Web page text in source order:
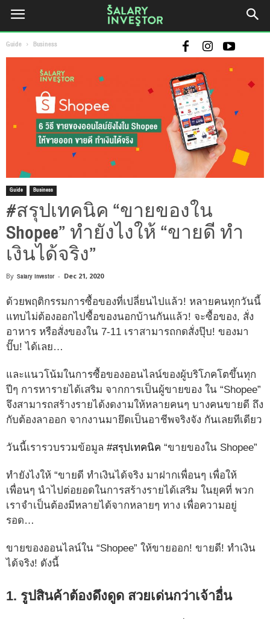
Guide Business
Guide Business
#สรุปเทคนิค “ขายของใน
Shopee” ทำยังไงให้ “ขายดี ทำ
เงินได้จริง”
By Salary Investor - Dec 21, 2020
ด้วยพฤติกรรมการซื้อของที่เปลี่ยนไปแล้ว! หลายคนทุกวันนี้
แทบไม่ต้องออกไปซื้อของนอกบ้านกันแล้ว! จะซื้อของ, สั่ง
อาหาร หรือสั่งของใน 7-11 เราสามารถกดสั่งปุ๊บ! ของมา
ปั๊บ! ได้เลย…
และแนวโน้มในการซื้อของออนไลน์ของผู้บริโภคโตขึ้นทุก
ปีๆ การหารายได้เสริม จากการเป็นผู้ขายของ ใน “Shopee”
จึงสามารถสร้างรายได้งดงามให้หลายคนๆ บางคนขายดี ถึง
กับต้องลาออก จากงานมายึดเป็นอาชีพจริงจัง กันเลยทีเดียว
วันนี้เรารวบรวมข้อมูล #สรุปเทคนิค “ขายของใน Shopee”
ทำยังไงให้ “ขายดี ทำเงินได้จริง มาฝากเพื่อนๆ เพื่อให้
เพื่อนๆ นำไปต่อยอดในการสร้างรายได้เสริม ในยุคที่ พวก
เราจำเป็นต้องมีหลายได้จากหลายๆ ทาง เพื่อความอยู่
รอด…
ขายของออนไลน์ใน “Shopee” ให้ขายออก! ขายดี! ทำเงิน
ได้จริง! ดังนี้
1. รูปสินค้าต้องดึงดูด สวยเด่นกว่าเจ้าอื่น